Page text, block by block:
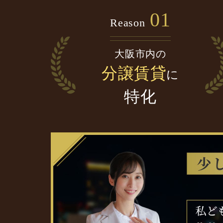
Reason 01
大阪市内の
分譲賃貸に
特化